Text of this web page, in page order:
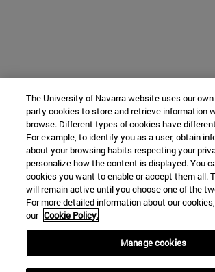
The University of Navarra website uses our
party cookies to store and retrieve information
browse. Different types of cookies have
For example, to identify you as a user, obtain
about your browsing habits respecting your
personalize how the content is displayed. You
cookies you want to enable or accept them all.
will remain active until you choose one of the
For more detailed information about our
our Cookie Policy.
Manage cookies